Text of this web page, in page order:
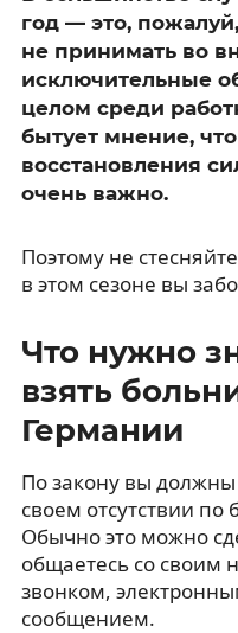
год — это,
не принимать во
исключительные
целом среди
бытует мнение,
восстановления
очень важно.
Поэтому не
в этом сезоне вы
Что нужно
взять
Германии
По закону вы
своем отсутствии
Обычно это можно
общаетесь со своим
звонком,
сообщением.